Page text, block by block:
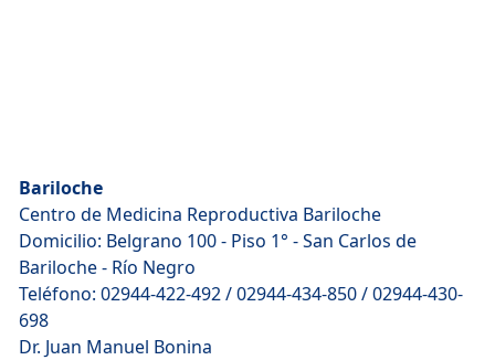
Bariloche
Centro de Medicina Reproductiva Bariloche
Domicilio: Belgrano 100 - Piso 1° - San Carlos de
Bariloche - Río Negro
Teléfono: 02944-422-492 / 02944-434-850 / 02944-430-
698
Dr. Juan Manuel Bonina